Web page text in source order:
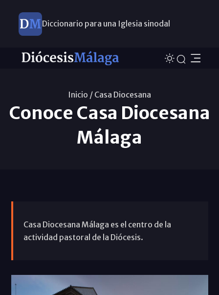
Diccionario para una Iglesia sinodal
Nuevos nombramientos
Inicio / Casa Diocesana
Conoce Casa Diocesana
Málaga
Casa Diocesana Málaga es el centro de la
actividad pastoral de la Diócesis.